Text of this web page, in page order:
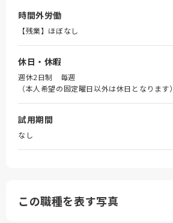
時間外労働
【残業】ほぼなし
休日・休暇
週休2日制 毎週
（本人希望の固定曜日以外は休日となります）
試用期間
なし
この職種を表す写真